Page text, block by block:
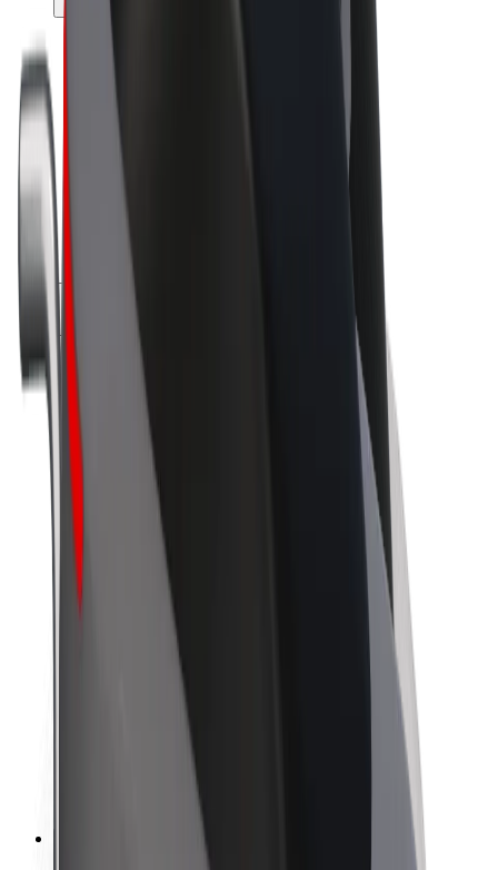
Şoförler
Kurye kazançları
Kariyer
Bolt'ta Sürdürülebilirlik
Proje Sıfır
Haber Merkezi
Marka yönergeleri
Yatırımcı İlişkileri